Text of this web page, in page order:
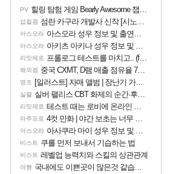
PV 힐링 탐험 게임 Bearly Awesome 챕터 1 트레일러
섭컬겜 섬란 카구라 개발사 신작 [시노비 넥서스] 연내 출시 예정
아스오라 아스오라 성우 정보 및 출연작 모음
아스오라 아키츠 아키나 성우 정보 및 주요 필모
리밋제로 프롤로그 테스트를 마치고.. (feat. 리아)
해외겜 중국 CXMT, D램 매출 점유율 7%…글로벌 4위로 부상
명조 [일러스트] 자매 앨범 | 장난기 가득한 오후의 공원 (리메이크판)
실팰 실버 팰리스 CBT 화제의 순간·후기 모음
리밋제로 테스트 때는 로비에 온라인 기능이 있는데
아주프로 4컷 만화 | 야간 보초는 너무 힘들어
아스오라 아사쿠라 마이 성우 정보 및 주요 필모
비스트 쿠를 먼저 보내서 기습하는 법
비스트 레벨업 능력치와 스킬의 상관관계
여행 국내에도 이쁜곳이 많은것 같습니다